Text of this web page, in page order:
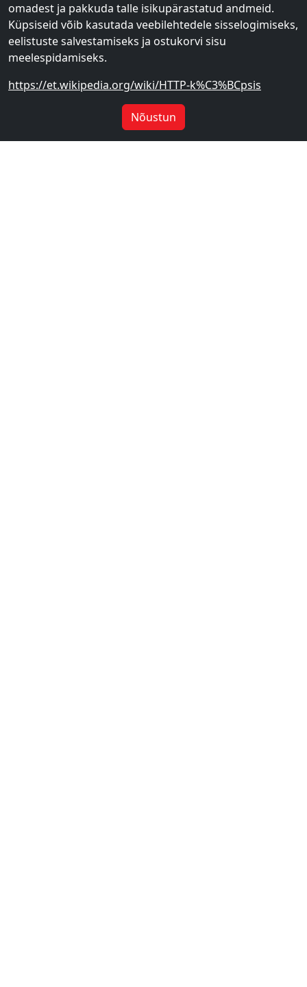
omadest ja pakkuda talle isikupärastatud andmeid.
Küpsiseid võib kasutada veebilehtedele sisselogimiseks,
eelistuste salvestamiseks ja ostukorvi sisu
meelespidamiseks.
https://et.wikipedia.org/wiki/HTTP-k%C3%BCpsis
Nõustun